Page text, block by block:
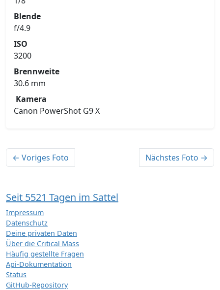
Blende
f/4.9
ISO
3200
Brennweite
30.6 mm
Kamera
Canon PowerShot G9 X
← Voriges Foto Nächstes Foto →
Seit 5521 Tagen im Sattel
Impressum
Datenschutz
Deine privaten Daten
Über die Critical Mass
Häufig gestellte Fragen
Api-Dokumentation
Status
GitHub-Repository